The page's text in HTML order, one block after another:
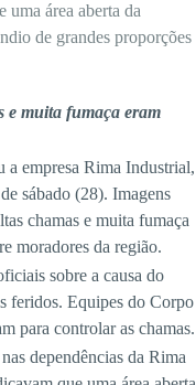
área aberta da
de grandes proporções
e muita fumaça eram
a empresa Rima Industrial,
sábado (28). Imagens
chamas e muita fumaça
moradores da região.
sobre a causa do
feridos. Equipes do Corpo
para controlar as chamas.
dependências da Rima